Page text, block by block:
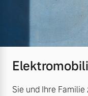
Sie und Ihre